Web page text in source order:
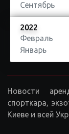
Сентябрь
2022
Февраль
Январь
Новости
спорткара,
Киеве и всей